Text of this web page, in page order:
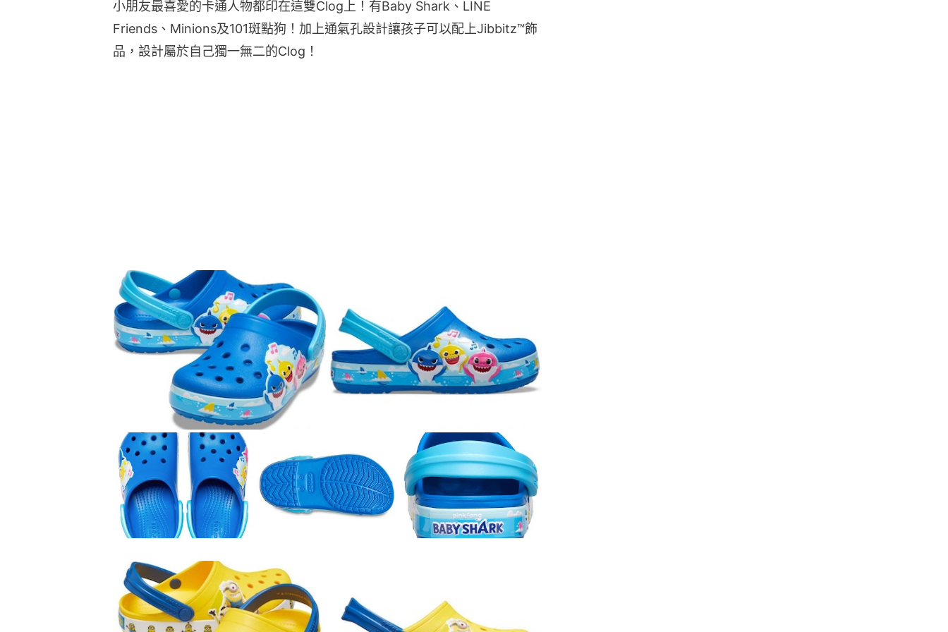
小朋友最喜愛的卡通人物都印在這雙Clog上！有Baby Shark、LINE
Friends、Minions及101斑點狗！加上通氣孔設計讓孩子可以配上Jibbitz™飾
品，設計屬於自己獨一無二的Clog！